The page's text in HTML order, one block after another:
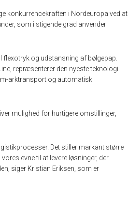
konkurrencekraften i Nordeuropa ved at
som i stigende grad anvender
flexotryk og udstansning af bølgepap.
repræsenterer den nyeste teknologi
arktransport og automatisk
mulighed for hurtigere omstillinger,
Det stiller markant større
evne til at levere løsninger, der
siger Kristian Eriksen, som er